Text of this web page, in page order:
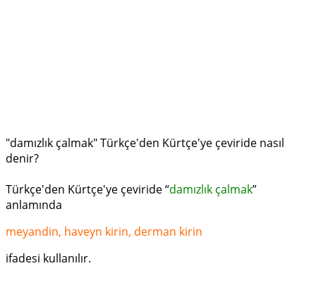
"damızlık çalmak" Türkçe'den Kürtçe'ye çeviride nasıl
denir?
Türkçe'den Kürtçe'ye çeviride “damızlık çalmak”
anlamında
meyandin, haveyn kirin, derman kirin
ifadesi kullanılır.